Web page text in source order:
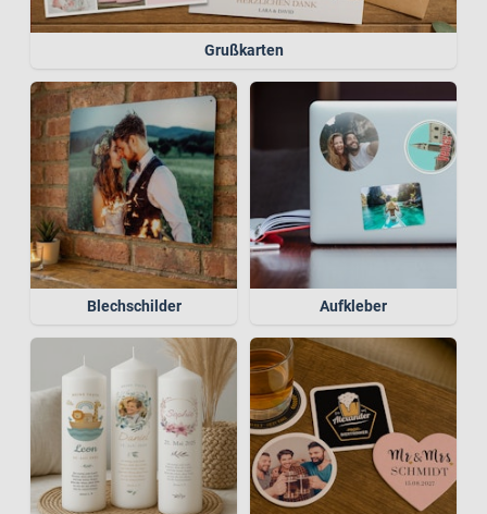
Grußkarten
Blechschilder Aufkleber